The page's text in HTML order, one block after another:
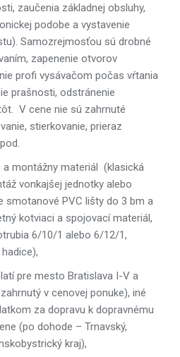
zaučenia základnej obsluhy,
podobe a vystavenie
Samozrejmosťou sú drobné
zapenenie otvorov
profi vysávačom počas vŕtania
prašnosti, odstránenie
V cene nie sú zahrnuté
stierkovanie, prieraz
montážny materiál (klasická
vonkajšej jednotky alebo
smotanové PVC lišty do 3 bm a
kotviaci a spojovací materiál,
6/10/1 alebo 6/12/1,
pre mesto Bratislava I-V a
v cenovej ponuke), iné
za dopravu k dopravnému
(po dohode – Trnavský,
kraj),